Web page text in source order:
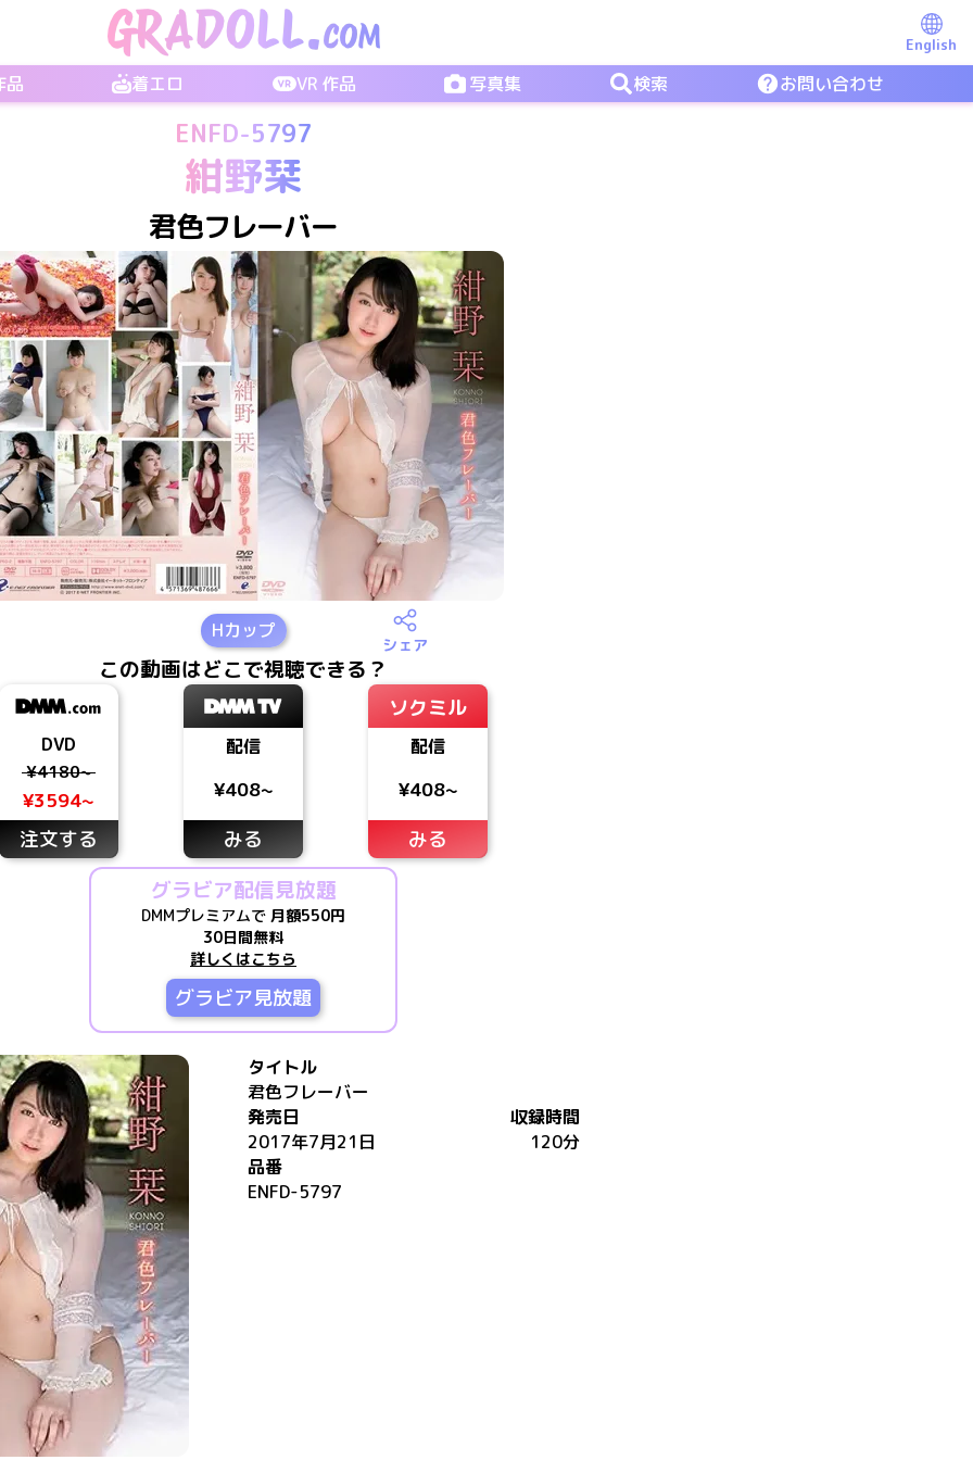
English
品 着エロ VR 作品 写真集 検索 お問い合わせ
ENFD-5797
紺野栞
君色フレーバー
Hカップ
シェア
この動画はどこで視聴できる？
DVD
¥4180~
¥3594~
注文する
配信
¥408~
みる
ソクミル
配信
¥408~
みる
グラビア配信見放題
DMMプレミアムで 月額550円
30日間無料
詳しくはこちら
グラビア見放題
タイトル
君色フレーバー
発売日
2017年7月21日
収録時間
120分
品番
ENFD-5797